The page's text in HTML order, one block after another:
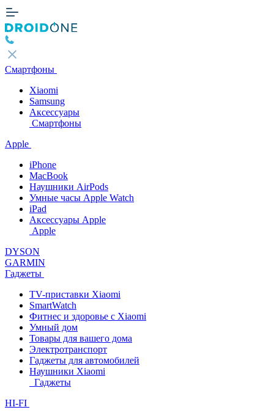
Смартфоны
Xiaomi
Samsung
Аксессуары
Смартфоны
Apple
iPhone
MacBook
Наушники AirPods
Умные часы Apple Watch
iPad
Аксессуары Apple
Apple
DYSON
GARMIN
Гаджеты
TV-приставки Xiaomi
SmartWatch
Фитнес и здоровье с Xiaomi
Умный дом
Товары для вашего дома
Электротранспорт
Гаджеты для автомобилей
Наушники Xiaomi
Гаджеты
HI-FI